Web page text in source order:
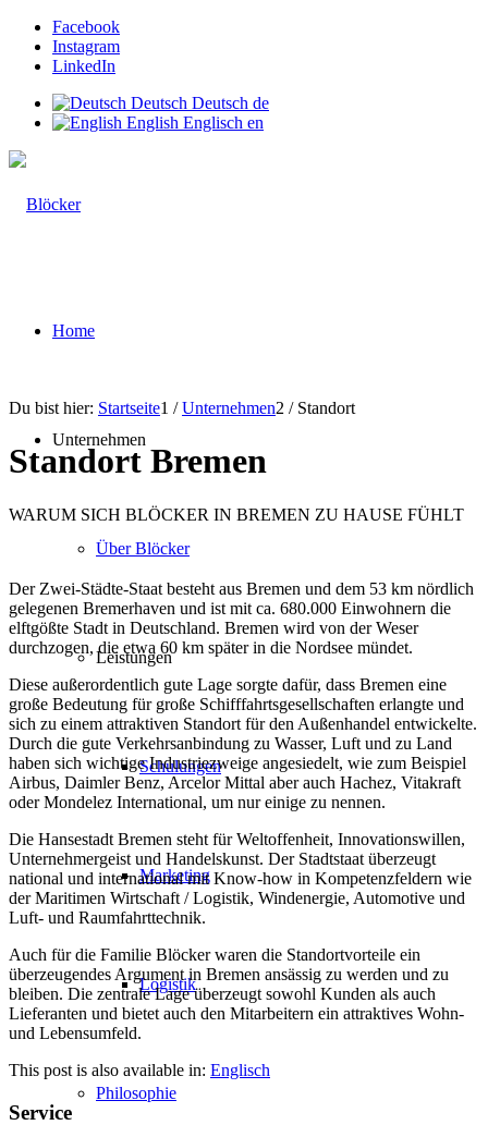
Facebook
Instagram
LinkedIn
Deutsch Deutsch de
English Englisch en
Home
Unternehmen
Über Blöcker
Leistungen
Schulungen
Marketing
Logistik
Philosophie
Du bist hier: Startseite1 / Unternehmen2 / Standort
Standort Bremen
WARUM SICH BLÖCKER IN BREMEN ZU HAUSE FÜHLT
Der Zwei-Städte-Staat besteht aus Bremen und dem 53 km nördlich
gelegenen Bremerhaven und ist mit ca. 680.000 Einwohnern die
elftgößte Stadt in Deutschland. Bremen wird von der Weser
durchzogen, die etwa 60 km später in die Nordsee mündet.
Diese außerordentlich gute Lage sorgte dafür, dass Bremen eine
große Bedeutung für große Schifffahrtsgesellschaften erlangte und
sich zu einem attraktiven Standort für den Außenhandel entwickelte.
Durch die gute Verkehrsanbindung zu Wasser, Luft und zu Land
haben sich wichtige Industriezweige angesiedelt, wie zum Beispiel
Airbus, Daimler Benz, Arcelor Mittal aber auch Hachez, Vitakraft
oder Mondelez International, um nur einige zu nennen.
Die Hansestadt Bremen steht für Weltoffenheit, Innovationswillen,
Unternehmergeist und Handelskunst. Der Stadtstaat überzeugt
national und international mit Know-how in Kompetenzfeldern wie
der Maritimen Wirtschaft / Logistik, Windenergie, Automotive und
Luft- und Raumfahrttechnik.
Auch für die Familie Blöcker waren die Standortvorteile ein
überzeugendes Argument in Bremen ansässig zu werden und zu
bleiben. Die zentrale Lage überzeugt sowohl Kunden als auch
Lieferanten und bietet auch den Mitarbeitern ein attraktives Wohn-
und Lebensumfeld.
This post is also available in: Englisch
Service